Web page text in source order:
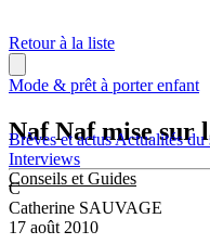
Brèves et actusActualités du
Interviews
Conseils et Guides
Retour à la liste
Mode & prêt à porter enfant
Naf Naf mise sur
C
Catherine SAUVAGE
17 août 2010